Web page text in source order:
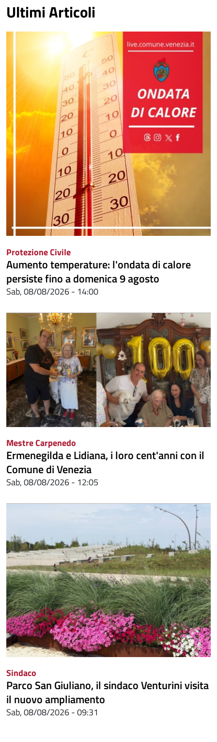
Ultimi Articoli
Aumento temperature: l'ondata di calore
persiste fino a domenica 9 agosto
Sab, 08/08/2026 - 14:00
Protezione Civile
Ermenegilda e Lidiana, i loro cent'anni con il
Comune di Venezia
Sab, 08/08/2026 - 12:05
Mestre Carpenedo
Parco San Giuliano, il sindaco Venturini visita
il nuovo ampliamento
Sab, 08/08/2026 - 09:31
Sindaco